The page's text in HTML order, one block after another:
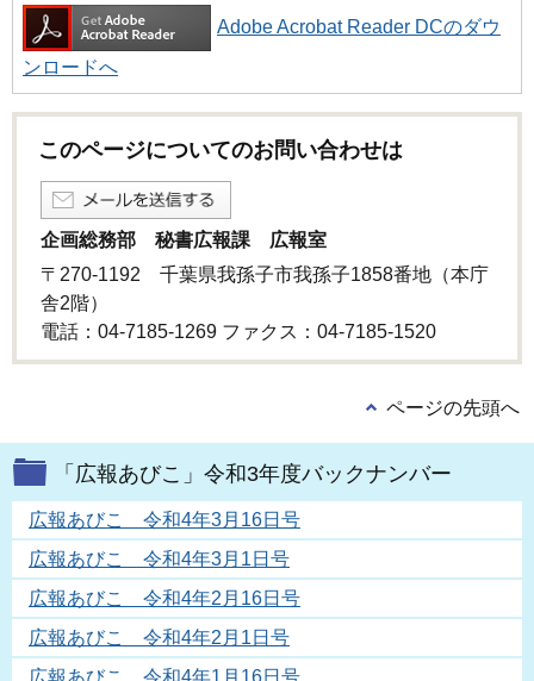
Adobe Acrobat Reader DCのダウ
ンロードへ
このページについてのお問い合わせは
企画総務部 秘書広報課 広報室
〒270-1192 千葉県我孫子市我孫子1858番地（本庁
舎2階）
電話：04-7185-1269 ファクス：04-7185-1520
ページの先頭へ
「広報あびこ」令和3年度バックナンバー
広報あびこ 令和4年3月16日号
広報あびこ 令和4年3月1日号
広報あびこ 令和4年2月16日号
広報あびこ 令和4年2月1日号